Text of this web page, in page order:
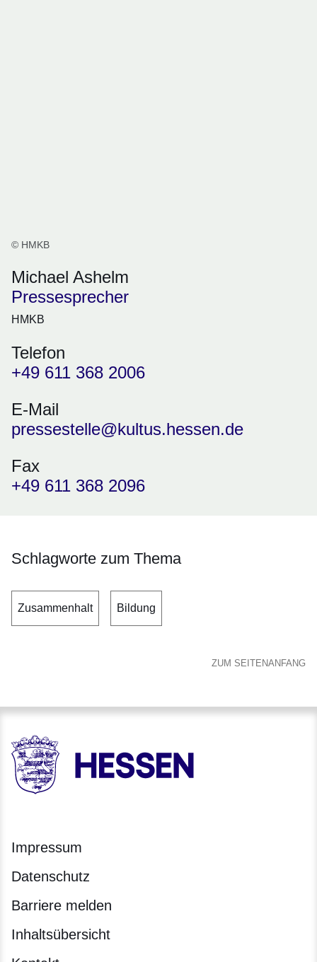
© HMKB
Michael Ashelm
Pressesprecher
HMKB
Telefon
+49 611 368 2006
E-Mail
pressestelle@kultus.hessen.de
Fax
+49 611 368 2096
Schlagworte zum Thema
Zusammenhalt Bildung
ZUM SEITENANFANG
HESSEN - Hessische Landesregierung
Impressum
Datenschutz
Barriere melden
Inhaltsübersicht